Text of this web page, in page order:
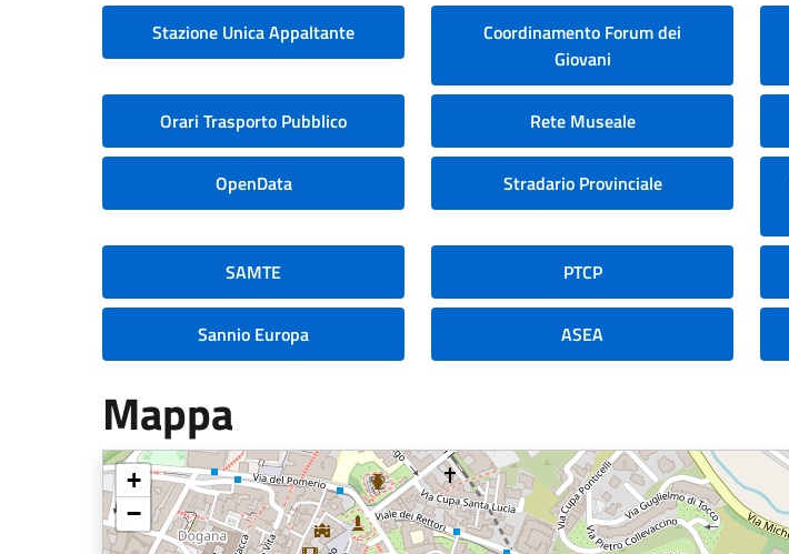
Stazione Unica Appaltante
Coordinamento Forum dei
Giovani
Orari Trasporto Pubblico Rete Museale
OpenData Stradario Provinciale
SAMTE PTCP
Sannio Europa ASEA
Mappa
+
−